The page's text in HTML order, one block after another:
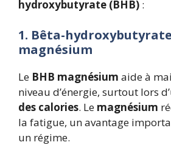
hydroxybutyrate (BHB) :
1. Bêta-
magnésium
Le BHB magnésium aide à
niveau d’énergie, surtout lors
des calories. Le magnésium
la fatigue, un avantage
un régime.